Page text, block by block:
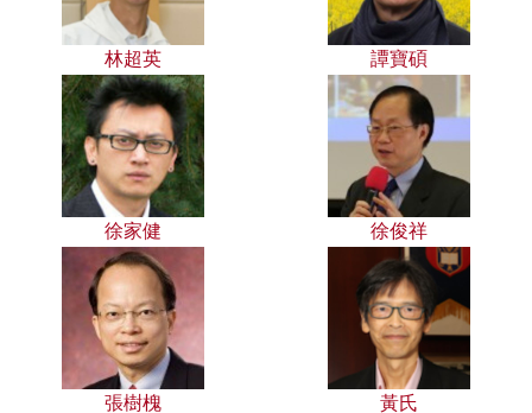
林超英 譚寶碩
徐家健 徐俊祥
張樹槐 黃氏